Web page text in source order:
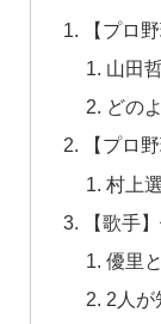
【プロ
山田
どの
【プロ
村上
【歌手
優里
2人が